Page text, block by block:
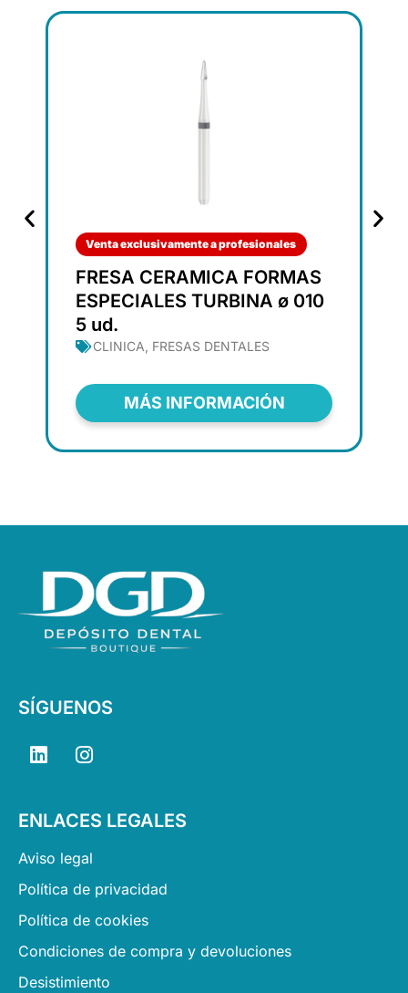
Venta exclusivamente a profesionales
FRESA CERAMICA FORMAS
ESPECIALES TURBINA ø 010
5 ud.
CLINICA FRESAS DENTALES
MÁS INFORMACIÓN
SÍGUENOS
L
i
e
i
n
I
n
a
r
a
m
ENLACES LEGALES
Aviso legal
Política de privacidad
Política de cookies
Condiciones de compra y devoluciones
Desistimiento